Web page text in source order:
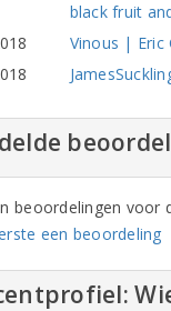
black fruit
Vinous | Eric
beoordelingen voor
een beoordeling